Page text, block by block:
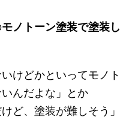
モノトーン塗装で塗装し
けどかといってモノト
んだよな」とか
ど、塗装が難しそう」